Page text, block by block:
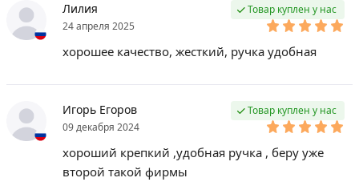
Лилия
24 апреля 2025
Товар куплен у нас
хорошее качество, жесткий, ручка удобная
Игорь Егоров
09 декабря 2024
Товар куплен у нас
хороший крепкий ,удобная ручка , беру уже
второй такой фирмы